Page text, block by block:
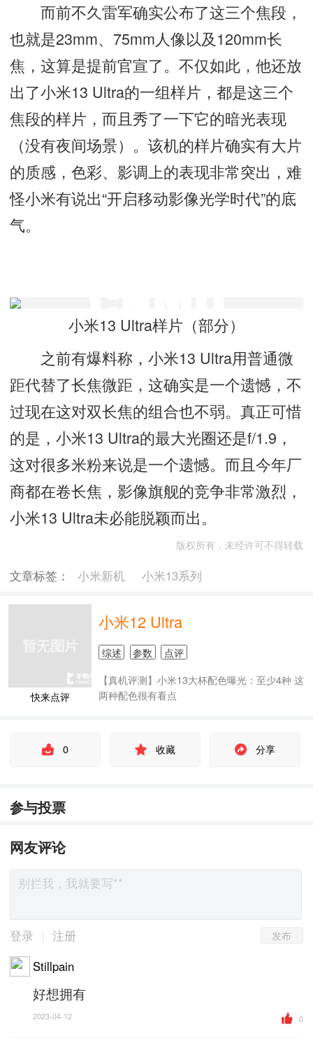
而前不久雷军确实公布了这三个焦段，
也就是23mm、75mm人像以及120mm长
焦，这算是提前官宣了。不仅如此，他还放
出了小米13 Ultra的一组样片，都是这三个
焦段的样片，而且秀了一下它的暗光表现
（没有夜间场景）。该机的样片确实有大片
的质感，色彩、影调上的表现非常突出，难
怪小米有说出“开启移动影像光学时代”的底
气。
小米13 Ultra样片（部分）
之前有爆料称，小米13 Ultra用普通微
距代替了长焦微距，这确实是一个遗憾，不
过现在这对双长焦的组合也不弱。真正可惜
的是，小米13 Ultra的最大光圈还是f/1.9，
这对很多米粉来说是一个遗憾。而且今年厂
商都在卷长焦，影像旗舰的竞争非常激烈，
小米13 Ultra未必能脱颖而出。
版权所有，未经许可不得转载
文章标签： 小米新机 小米13系列
快来点评
小米12 Ultra
综述 参数
点评
【真机评测】小米13大杯配色曝光：至少4种 这
两种配色很有看点
0 收藏 分享
参与投票
网友评论
登录 注册 发布
Stillpain
好想拥有
2023-04-12 0